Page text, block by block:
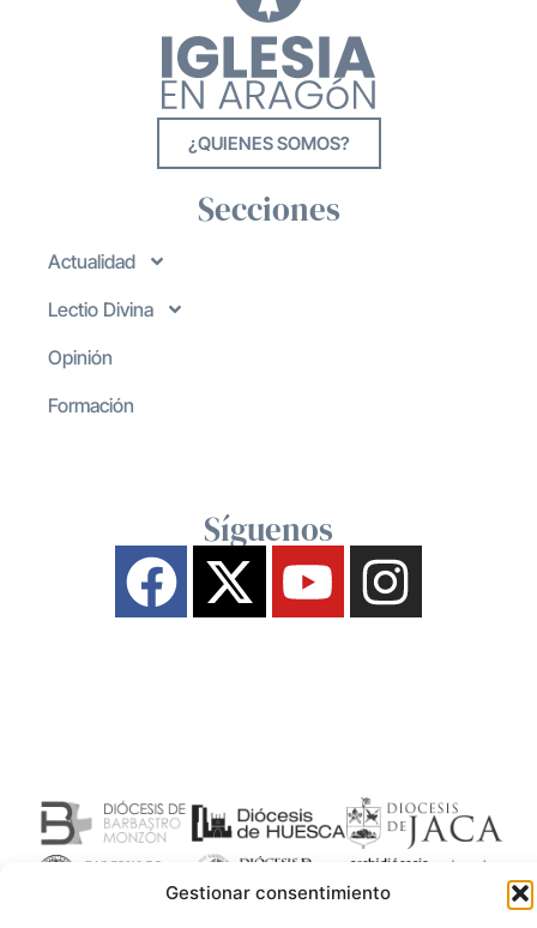
Gestionar consentimiento
¿QUIENES SOMOS?
Secciones
Actualidad
Lectio Divina
Opinión
Formación
Síguenos